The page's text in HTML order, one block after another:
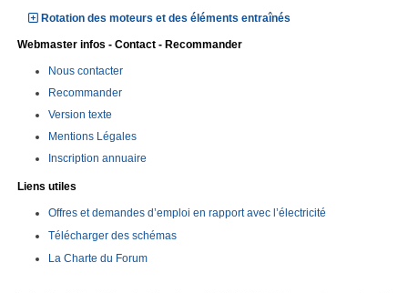
Rotation des moteurs et des éléments entraînés
Webmaster infos - Contact - Recommander
Nous contacter
Recommander
Version texte
Mentions Légales
Inscription annuaire
Liens utiles
Offres et demandes d’emploi en rapport avec l’électricité
Télécharger des schémas
La Charte du Forum